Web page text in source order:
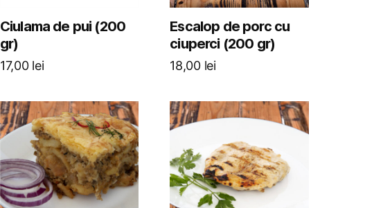
Ciulama de pui (200
gr)
17,00 lei
Escalop de porc cu
ciuperci (200 gr)
18,00 lei